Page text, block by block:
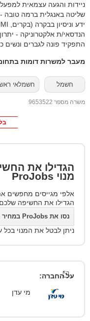
ניידות והגעה עצמאית
שליטה באנגלית ברמה טובה -
ידע וניסיון בבקרה (בקרים, PLC, HMI, וכו’) - יתרון
הנדסאי/ת אלקטרוניקה - יתרון
התפקיד פונה לגברים ונשים
מעבר למשרות דומות
חשמל חשמלאי
משרה מספר 9653522
הגדילו את
מנוי ProJobs
אלפי מגייסים מחפשים
הגדילו את החשיפה שלכם
נסו את ProJobs במחיר משתלם
ניתן לבטל את המנוי בכל
על החברה:
מי עדן